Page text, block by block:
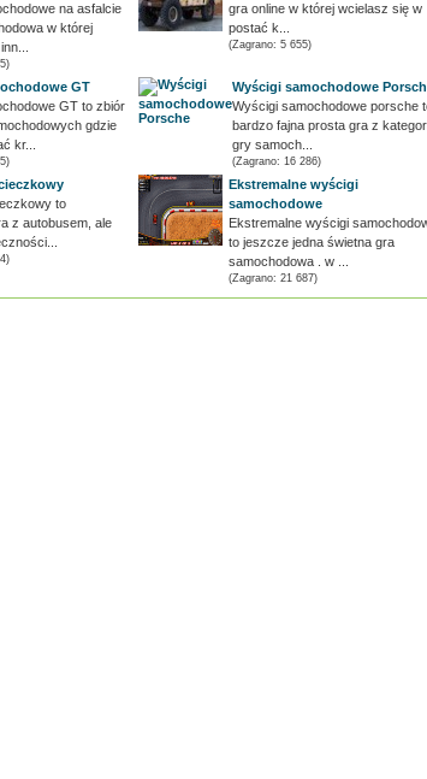
na asfalcie
w której
gra online w której wcielasz się w
postać k...
(Zagrano: 5 655)
GT
GT to zbiór
gdzie
kr...
Wyścigi samochodowe
Wyścigi samochodowe porsche
bardzo fajna prosta gra z
gry samoch...
(Zagrano: 16 286)
to
z autobusem, ale
Ekstremalne wyścigi
samochodowe
Ekstremalne wyścigi
to jeszcze jedna świetna gra
samochodowa . w ...
(Zagrano: 21 687)